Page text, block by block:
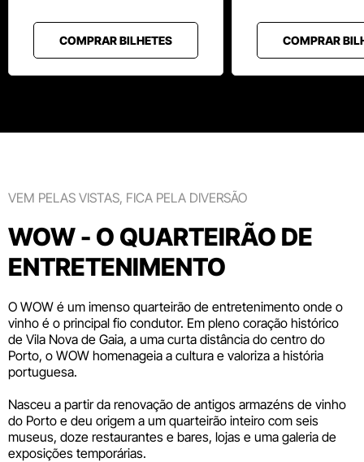
COMPRAR BILHETES COMPRAR
VEM PELAS VISTAS, FICA PELA DIVERSÃO
WOW - O QUARTEIRÃO DE
ENTRETENIMENTO
O WOW é um imenso quarteirão de entretenimento onde o
vinho é o principal fio condutor. Em pleno coração histórico
de Vila Nova de Gaia, a uma curta distância do centro do
Porto, o WOW homenageia a cultura e valoriza a história
portuguesa.
Nasceu a partir da renovação de antigos armazéns de vinho
do Porto e deu origem a um quarteirão inteiro com seis
museus, doze restaurantes e bares, lojas e uma galeria de
exposições temporárias.